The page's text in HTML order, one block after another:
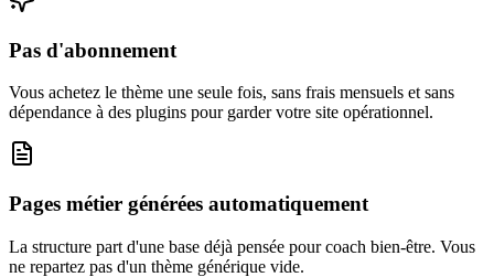
Pas d'abonnement
Vous achetez le thème une seule fois, sans frais mensuels et sans
dépendance à des plugins pour garder votre site opérationnel.
Pages métier générées automatiquement
La structure part d'une base déjà pensée pour coach bien-être. Vous
ne repartez pas d'un thème générique vide.